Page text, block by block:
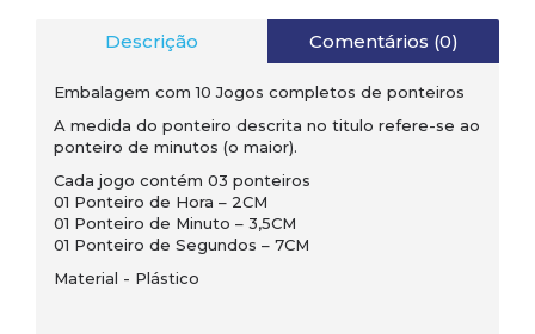
Descrição Comentários (0)
Embalagem com 10 Jogos completos de ponteiros
A medida do ponteiro descrita no titulo refere-se ao
ponteiro de minutos (o maior).
Cada jogo contém 03 ponteiros
01 Ponteiro de Hora – 2CM
01 Ponteiro de Minuto – 3,5CM
01 Ponteiro de Segundos – 7CM
Material - Plástico